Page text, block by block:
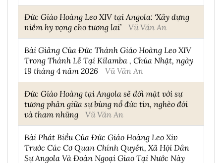
Đức Giáo Hoàng Leo XIV tại Angola: ‘Xây dựng
niềm hy vọng cho tương lai’
Vũ Văn An
Bài Giảng Của Đức Thánh Giáo Hoàng Leo XIV
Trong Thánh Lễ Tại Kilamba , Chúa Nhật, ngày
19 tháng 4 năm 2026
Vũ Văn An
Đức Giáo Hoàng tại Angola sẽ đối mặt với sự
tương phản giữa sự bùng nổ đức tin, nghèo đói
và tham nhũng
Vũ Văn An
Bài Phát Biểu Của Đức Giáo Hoàng Leo Xiv
Trước Các Cơ Quan Chính Quyền, Xã Hội Dân
Sự Angola Và Đoàn Ngoại Giao Tại Nước Này